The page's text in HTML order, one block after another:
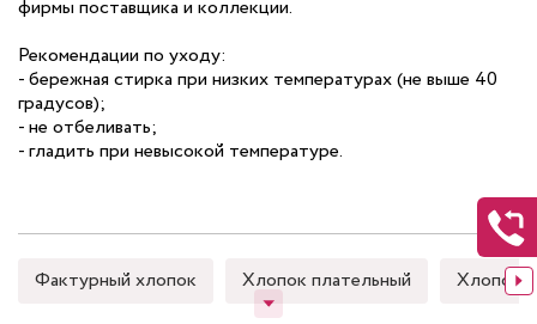
фирмы поставщика и коллекции.
Рекомендации по уходу:
- бережная стирка при низких температурах (не выше 40
градусов);
- не отбеливать;
- гладить при невысокой температуре.
Фактурный хлопок Хлопок плательный Хлопок